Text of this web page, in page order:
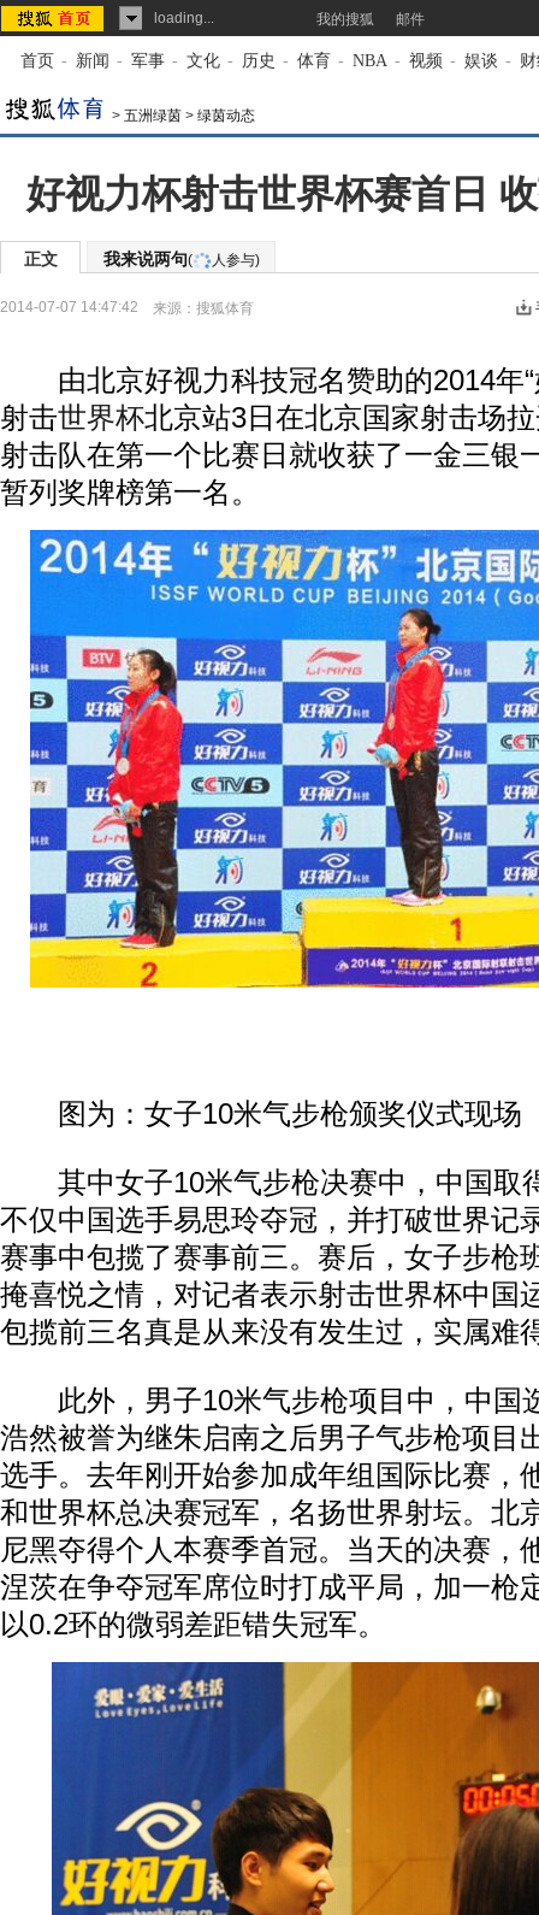
loading... 我的搜狐 邮件
首页 - 新闻 - 军事 - 文化 - 历史 - 体育 - NBA - 视频 - 娱谈 -
> 五洲绿茵 > 绿茵动态
好视力杯射击世界杯赛首日
正文 我来说两句( 人参与)
2014-07-07 14:47:42 来源： 搜狐体育
由北京好视力科技冠名赞助的2014年“
射击世界杯北京站3日在北京国家射击场
射击队在第一个比赛日就收获了一金三银
暂列奖牌榜第一名。
图为：女子10米气步枪颁奖仪式现场
其中女子10米气步枪决赛中，中国取
不仅中国选手易思玲夺冠，并打破世界记
赛事中包揽了赛事前三。赛后，女子步枪
掩喜悦之情，对记者表示射击世界杯中国
包揽前三名真是从来没有发生过，实属难
此外，男子10米气步枪项目中，中国
浩然被誉为继朱启南之后男子气步枪项目
选手。去年刚开始参加成年组国际比赛，
和世界杯总决赛冠军，名扬世界射坛。北
尼黑夺得个人本赛季首冠。当天的决赛，
涅茨在争夺冠军席位时打成平局，加一枪
以0.2环的微弱差距错失冠军。